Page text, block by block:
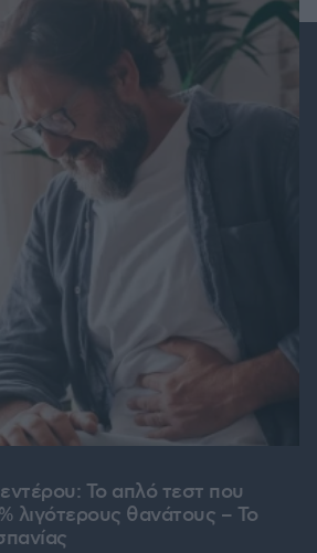
Το απλό τεστ που
λιγότερους θανάτους – Το